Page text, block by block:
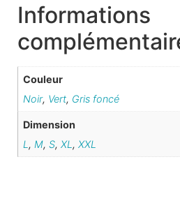
Informations
Couleur
Noir, Vert, Gris foncé
Dimension
L , M,S,XL ,XXL